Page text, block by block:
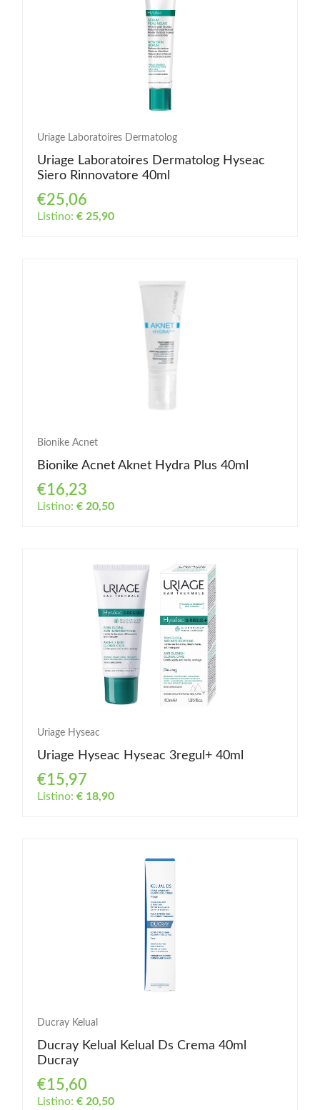
Uriage Laboratoires Dermatolog
Uriage Laboratoires Dermatolog Hyseac
Siero Rinnovatore 40ml
€25,06
Listino: € 25,90
Bionike Acnet
Bionike Acnet Aknet Hydra Plus 40ml
€16,23
Listino: € 20,50
Uriage Hyseac
Uriage Hyseac Hyseac 3regul+ 40ml
€15,97
Listino: € 18,90
Ducray Kelual
Ducray Kelual Kelual Ds Crema 40ml
Ducray
€15,60
Listino: € 20,50